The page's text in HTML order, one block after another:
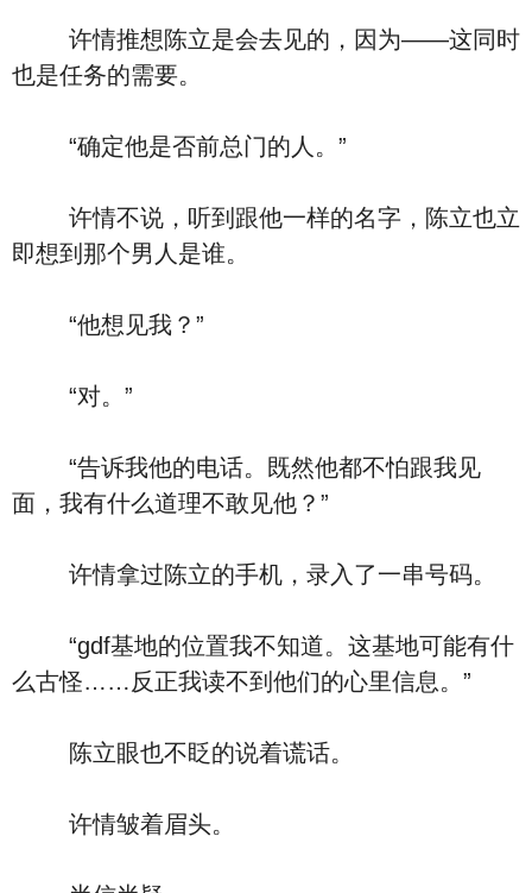
许情推想陈立是会去见的，因为――这同时
也是任务的需要。
“确定他是否前总门的人。”
许情不说，听到跟他一样的名字，陈立也立
即想到那个男人是谁。
“他想见我？”
“对。”
“告诉我他的电话。既然他都不怕跟我见
面，我有什么道理不敢见他？”
许情拿过陈立的手机，录入了一串号码。
“gdf基地的位置我不知道。这基地可能有什
么古怪……反正我读不到他们的心里信息。”
陈立眼也不眨的说着谎话。
许情皱着眉头。